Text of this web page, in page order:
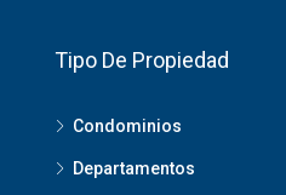
Tipo De Propiedad
Condominios
Departamentos